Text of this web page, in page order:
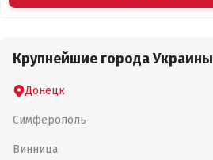
Крупнейшие города Украины
Донецк
Симферополь
Винница